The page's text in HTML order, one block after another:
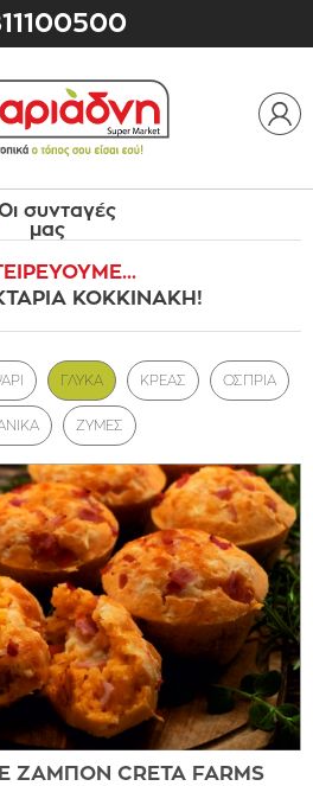
ΚΟΚΚΙΝΑΚΗ!
ΓΛΥΚΑ ΚΡΕΑΣ ΟΣΠΡΙΑ
ΖΥΜΕΣ
CRETA FARMS